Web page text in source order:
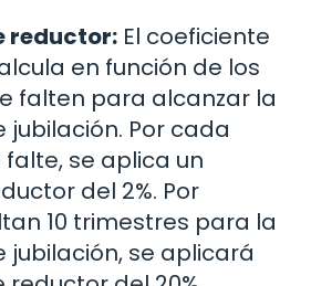
reductor: El coeficiente
en función de los
falten para alcanzar la
Por cada
se aplica un
del 2%. Por
10 trimestres para la
jubilación, se aplicará